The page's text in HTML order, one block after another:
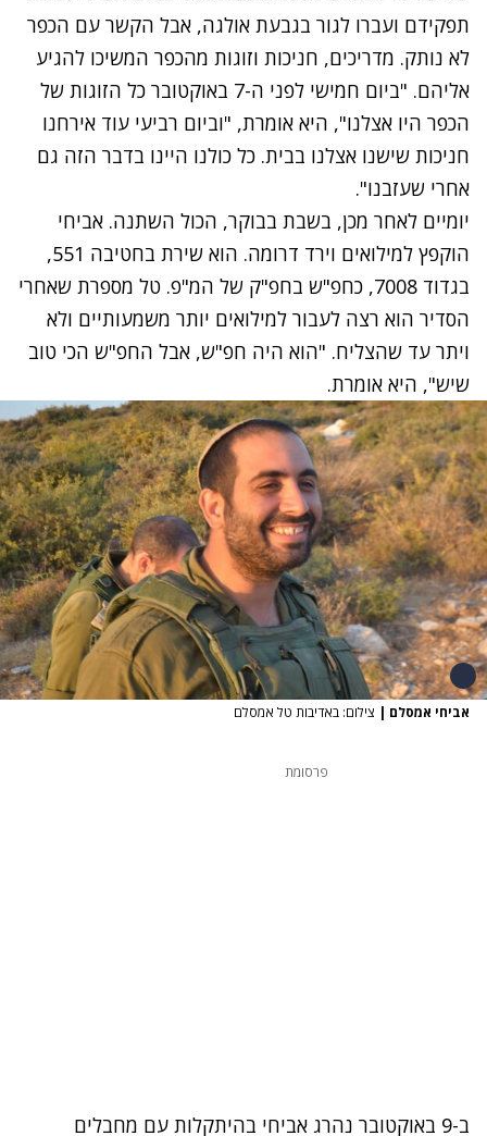
תפקידם ועברו לגור בגבעת אולגה, אבל הקשר עם הכפר
לא נותק. מדריכים, חניכות וזוגות מהכפר המשיכו להגיע
אליהם. "ביום חמישי לפני ה-7 באוקטובר כל הזוגות של
הכפר היו אצלנו", היא אומרת, "וביום רביעי עוד אירחנו
חניכות שישנו אצלנו בבית. כל כולנו היינו בדבר הזה גם
אחרי שעזבנו".
יומיים לאחר מכן, בשבת בבוקר, הכול השתנה. אביחי
הוקפץ למילואים וירד דרומה. הוא שירת בחטיבה 551,
בגדוד 7008, כחפ"ש בחפ"ק של המ"פ. טל מספרת שאחרי
הסדיר הוא רצה לעבור למילואים יותר משמעותיים ולא
ויתר עד שהצליח. "הוא היה חפ"ש, אבל החפ"ש הכי טוב
שיש", היא אומרת.
אביחי אמסלם | צילום: באדיבות טל אמסלם
פרסומת
ב-9 באוקטובר נהרג אביחי בהיתקלות עם מחבלים